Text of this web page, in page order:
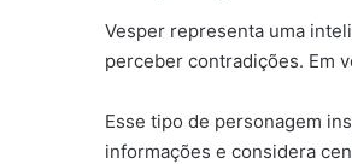
Vesper representa uma
perceber contradições. Em
Esse tipo de personagem
informações e considera